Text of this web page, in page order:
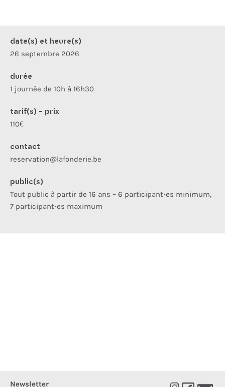
date(s) et heure(s)
26 septembre 2026
durée
1 journée de 10h à 16h30
tarif(s) - prix
110€
contact
reservation@lafonderie.be
public(s)
Tout public à partir de 16 ans – 6 participant·es minimum,
7 participant·es maximum
Newsletter